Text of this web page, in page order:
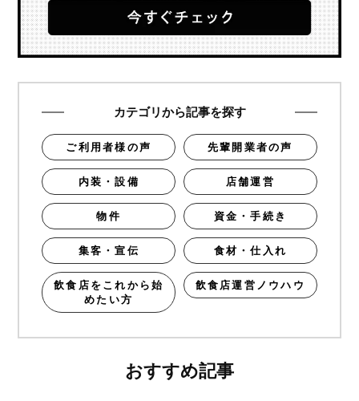
カテゴリから記事を探す
ご利用者様の声 先輩開業者の声
内装・設備 店舗運営
物件 資金・手続き
集客・宣伝 食材・仕入れ
飲食店をこれから始
めたい方
飲食店運営ノウハウ
おすすめ記事